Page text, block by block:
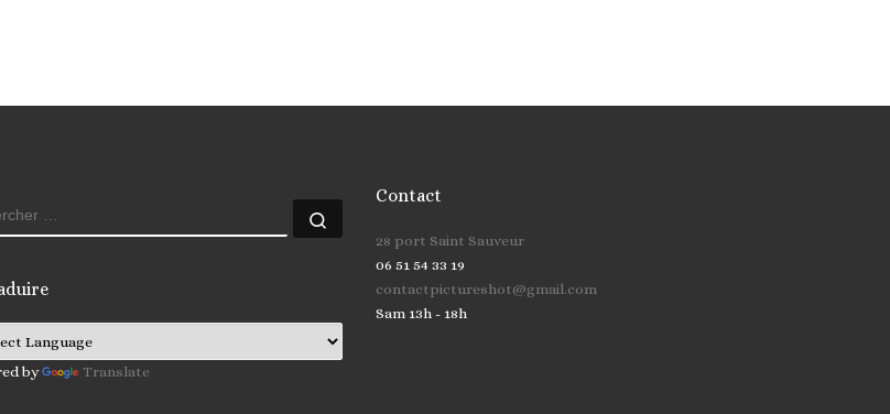
by Translate
Contact
28 port Saint Sauveur
06 51 54 33 19
contactpictureshot@gmail.com
Sam 13h - 18h